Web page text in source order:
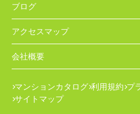
ブログ
アクセスマップ
会社概要
マンションカタログ 利用規約 プ
サイトマップ